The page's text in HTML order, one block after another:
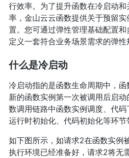
行效率。为了提升函数在冷启动
率，金山云云函数提供关于预留
置。您可通过弹性管理基础配置和
定义一套符合业务场景需求的弹性
什么是冷启动
冷启动指的是函数生命周期中，函
新的函数实例第一次被调用后启
数调用链路中函数实例调度、代码
运行时初始化、代码初始化等环节
如下图所示，如请求2在函数实例
执行环境已经准备好，请求2将无